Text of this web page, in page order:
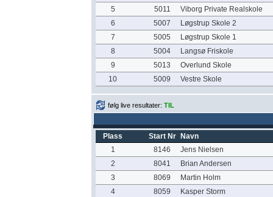
5
5011
Viborg Private Realskole
6
5007
Løgstrup Skole 2
7
5005
Løgstrup Skole 1
8
5004
Langsø Friskole
9
5013
Overlund Skole
10
5009 Vestre Skole
følg live resultater: TIL
Plass Start Nr
Navn
1
8146
Jens Nielsen
2
8041
Brian Andersen
3
8069
Martin Holm
4
8059
Kasper Storm